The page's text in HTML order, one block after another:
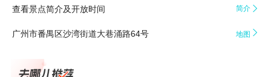
查看景点简介及开放时间 简介 
广州市番禺区沙湾街道大巷涌路64号 地图 